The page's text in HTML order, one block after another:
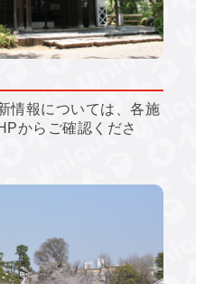
情報については、各施
からご確認くださ